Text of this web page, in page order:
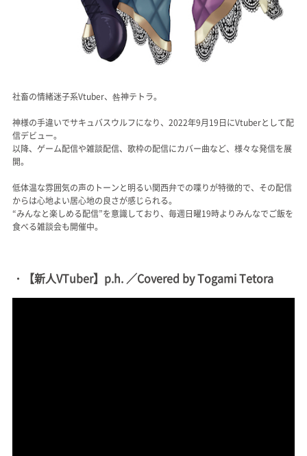
社畜の情緒迷子系Vtuber、咎神テトラ。
神様の手違いでサキュバスウルフになり、2022年9月19日にVtuberとして配
信デビュー。
以降、ゲーム配信や雑談配信、歌枠の配信にカバー曲など、様々な発信を展
開。
低体温な雰囲気の声のトーンと明るい関西弁での喋りが特徴的で、その配信
からは心地よい居心地の良さが感じられる。
“みんなと楽しめる配信”を意識しており、毎週日曜19時よりみんなでご飯を
食べる雑談会も開催中。
・【新人VTuber】p.h. ／Covered by Togami Tetora